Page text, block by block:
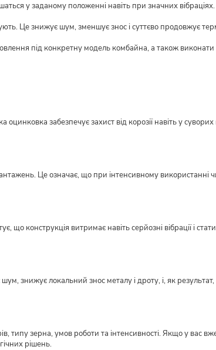
у заданому положенні навіть при значних вібраціях.
Це знижує шум, зменшує знос і суттєво продовжує
під конкретну модель комбайна, а також виконати
забезпечує захист від корозії навіть у
Це означає, що при інтенсивному використанні
конструкція витримає навіть серйозні вібрації і
знижує локальний знос металу і дроту, і, як
зерна, умов роботи та інтенсивності. Якщо у вас
рішень.